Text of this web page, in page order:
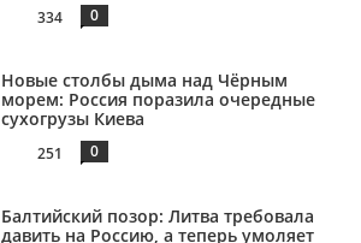
334 0
Новые столбы дыма над Чёрным
морем: Россия поразила очередные
сухогрузы Киева
251 0
Балтийский позор: Литва требовала
давить на Россию, а теперь умоляет